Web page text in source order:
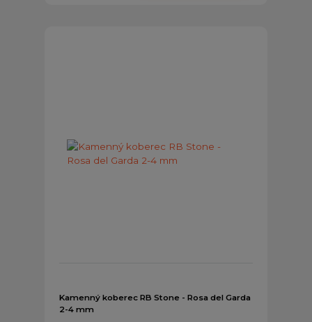
Kamenný koberec RB Stone - Rosa del Garda
2-4 mm